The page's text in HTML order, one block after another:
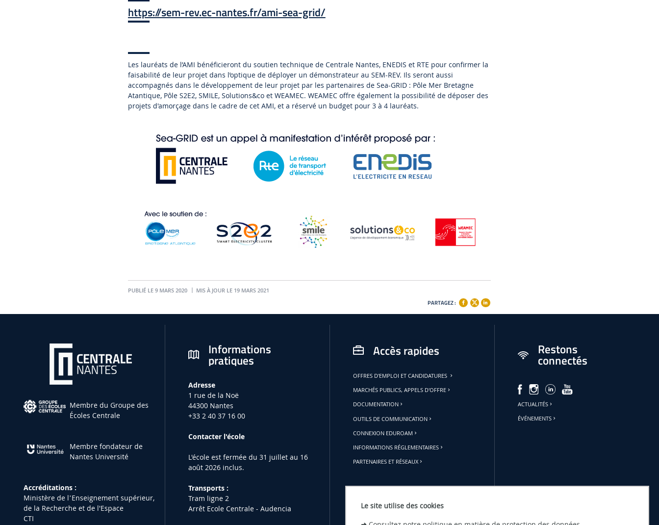
Le site utilise des cookies
https://sem-rev.ec-nantes.fr/ami-sea-grid/
Les lauréats de l’AMI bénéficieront du soutien technique de Centrale Nantes, ENEDIS et RTE pour confirmer la
faisabilité de leur projet dans l’optique de déployer un démonstrateur au SEM-REV. Ils seront aussi
accompagnés dans le développement de leur projet par les partenaires de Sea-GRID : Pôle Mer Bretagne
Atantique, Pôle S2E2, SMILE, Solutions&co et WEAMEC. WEAMEC offre également la possibilité de déposer des
projets d'amorçage dans le cadre de cet AMI, et a réservé un budget pour 3 à 4 lauréats.
PUBLIÉ LE 9 MARS 2020 MIS À JOUR LE 19 MARS 2021
PARTAGEZ :
Membre du Groupe des
Écoles Centrale
Membre fondateur de
Nantes Université
Accréditations :
Ministère de lʼEnseignement supérieur,
de la Recherche et de l'Espace
CTI
Informations
pratiques
Adresse
1 rue de la Noë
44300 Nantes
+33 2 40 37 16 00
Contacter l'école
L'école est fermée du 31 juillet au 16
août 2026 inclus.
Transports :
Tram ligne 2
Arrêt Ecole Centrale - Audencia
Accès rapides
OFFRES D'EMPLOI ET CANDIDATURES
MARCHÉS PUBLICS, APPELS D'OFFRE
DOCUMENTATION
OUTILS DE COMMUNICATION
CONNEXION EDUROAM
INFORMATIONS RÉGLEMENTAIRES
PARTENAIRES ET RÉSEAUX
Restons
connectés
ACTUALITÉS
ÉVÉNEMENTS